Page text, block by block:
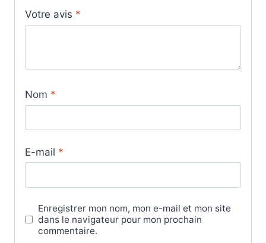
Votre avis *
Nom *
E-mail *
Enregistrer mon nom, mon e-mail et mon site
dans le navigateur pour mon prochain
commentaire.